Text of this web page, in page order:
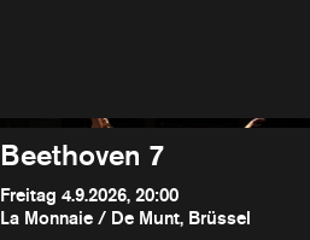
Beethoven 7
Freitag 4.9.2026, 20:00
La Monnaie / De Munt, Brüssel